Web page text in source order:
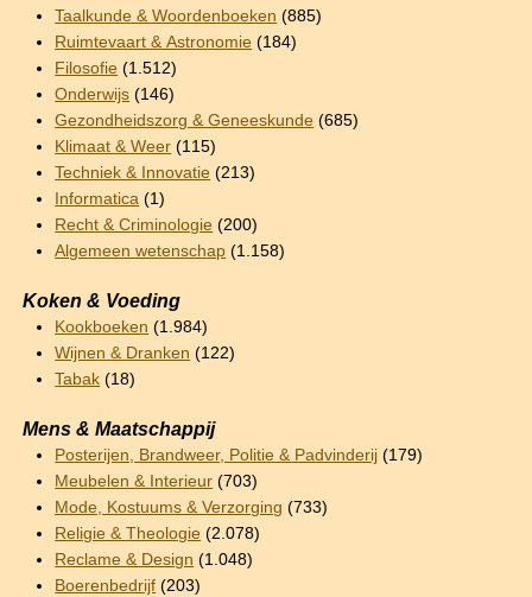
Taalkunde & Woordenboeken (885)
Ruimtevaart & Astronomie (184)
Filosofie (1.512)
Onderwijs (146)
Gezondheidszorg & Geneeskunde (685)
Klimaat & Weer (115)
Techniek & Innovatie (213)
Informatica (1)
Recht & Criminologie (200)
Algemeen wetenschap (1.158)
Koken & Voeding
Kookboeken (1.984)
Wijnen & Dranken (122)
Tabak (18)
Mens & Maatschappij
Posterijen, Brandweer, Politie & Padvinderij (179)
Meubelen & Interieur (703)
Mode, Kostuums & Verzorging (733)
Religie & Theologie (2.078)
Reclame & Design (1.048)
Boerenbedrijf (203)